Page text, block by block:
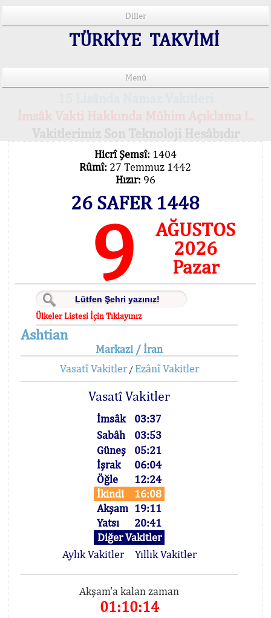
Diller
TÜRKİYE TAKVİMİ
Menü
Hicrî Şemsî: 1404
Rûmî: 27 Temmuz 1442
Hızır: 96
26 SAFER 1448
9
AĞUSTOS
2026
Pazar
Ülkeler Listesi İçin Tıklayınız
Ashtian
Markazi / İran
Vasatî Vakitler/ Ezânî Vakitler
Vasatî Vakitler
İmsâk
03:37
Sabâh
03:53
Güneş
05:21
İşrak
06:04
Öğle
12:24
İkindi
16:08
Akşam 19:11
Yatsı
20:41
Diğer Vakitler
Aylık Vakitler
Yıllık Vakitler
Akşam'a kalan zaman
01:10:13